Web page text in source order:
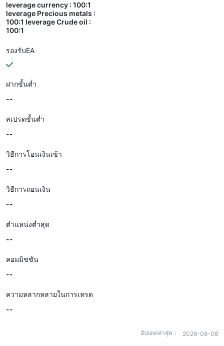
leverage currency : 100:1
leverage Precious metals :
100:1 leverage Crude oil :
100:1
รองรับEA
ฝากขั้นต่ำ
--
สเปรดขั้นต่ำ
--
วิธีการโอนเงินเข้า
--
วิธีการถอนเงิน
--
ตำแหน่งต่ำสุด
--
คอมมิชชัน
--
ความหลากหลายในการเทรด
--
อัปเดตล่าสุด： 2026-08-08